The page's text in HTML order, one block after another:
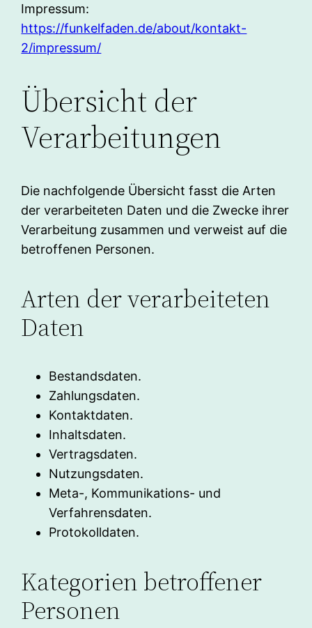
Impressum:
https://funkelfaden.de/about/kontakt-
2/impressum/
Übersicht der
Verarbeitungen
Die nachfolgende Übersicht fasst die Arten
der verarbeiteten Daten und die Zwecke ihrer
Verarbeitung zusammen und verweist auf die
betroffenen Personen.
Arten der verarbeiteten
Daten
Bestandsdaten.
Zahlungsdaten.
Kontaktdaten.
Inhaltsdaten.
Vertragsdaten.
Nutzungsdaten.
Meta-, Kommunikations- und
Verfahrensdaten.
Protokolldaten.
Kategorien betroffener
Personen